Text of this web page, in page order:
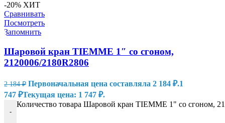
-20% ХИТ
Сравнивать
Посмотреть
Запомнить
Шаровой кран TIEMME 1″ со сгоном,
2120006/2180R2806
2 184₽ Первоначальная цена составляла 2 184 ₽.1
747 ₽Текущая цена: 1 747 ₽.
-
Количество товара Шаровой кран TIEMME 1" со сгоном,